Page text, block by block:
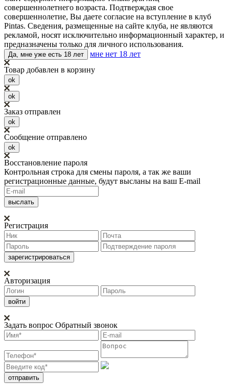
совершеннолетнего возраста. Подтверждая свое
совершеннолетие, Вы даете согласие на вступление в клуб
Pintas. Сведения, размещенные на сайте клуба, не являются
рекламой, носят исключительно информационный характер, и
предназначены только для личного использования.
Да, мне уже есть 18 лет
мне нет 18 лет
Товар добавлен в корзину
ok
ok
Заказ отправлен
ok
Сообщение отправлено
ok
Восстановление пароля
Контрольная строка для смены пароля, а так же ваши
регистрационные данные, будут высланы на ваш E-mail
Регистрация
Авторизация
Задать вопрос Обратный звонок